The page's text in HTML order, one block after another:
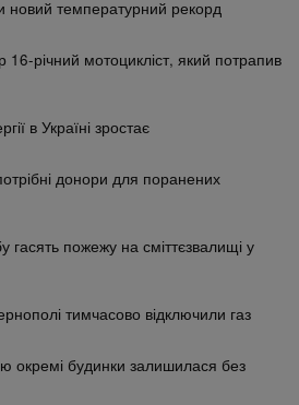
новий температурний рекорд
річний мотоцикліст, який потрапив
в Україні зростає
донори для поранених
гасять пожежу на сміттєзвалищі у
тимчасово відключили газ
окремі будинки залишилася без